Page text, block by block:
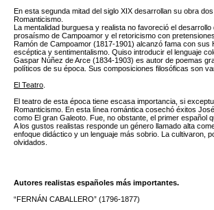
En esta segunda mitad del siglo XIX desarrollan su obra
Romanticismo.
La mentalidad burguesa y realista no favoreció el
prosaísmo de Campoamor y el retoricismo con
Ramón de Campoamor (1817-1901) alcanzó fama con
escéptica y sentimentalismo. Quiso introducir el lenguaje
Gaspar Núñez de Arce (1834-1903) es autor de poemas
políticos de su época. Sus composiciones filosóficas son
El Teatro
El teatro de esta época tiene escasa importancia, si
Romanticismo. En esta línea romántica cosechó éxitos
como El gran Galeoto. Fue, no obstante, el primer español
A los gustos realistas responde un género llamado alta
enfoque didáctico y un lenguaje más sobrio. La cultivaron,
olvidados.
Autores realistas españoles más importantes.
“FERNÁN CABALLERO” (1796-1877)